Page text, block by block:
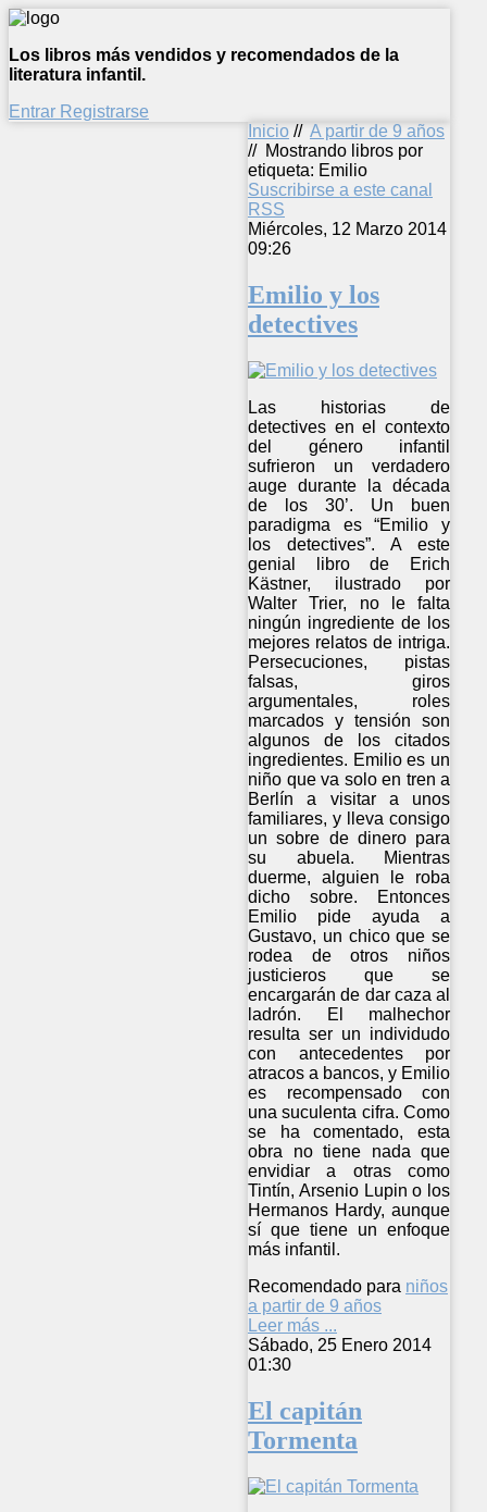
Los libros más vendidos y recomendados de la
literatura infantil.
Entrar Registrarse
Inicio // A partir de 9 años
// Mostrando libros por
etiqueta: Emilio
Suscribirse a este canal
RSS
Miércoles, 12 Marzo 2014
09:26
Emilio y los
detectives
Las historias de
detectives en el contexto
del género infantil
sufrieron un verdadero
auge durante la década
de los 30’. Un buen
paradigma es “Emilio y
los detectives”. A este
genial libro de Erich
Kästner, ilustrado por
Walter Trier, no le falta
ningún ingrediente de los
mejores relatos de intriga.
Persecuciones, pistas
falsas, giros
argumentales, roles
marcados y tensión son
algunos de los citados
ingredientes. Emilio es un
niño que va solo en tren a
Berlín a visitar a unos
familiares, y lleva consigo
un sobre de dinero para
su abuela. Mientras
duerme, alguien le roba
dicho sobre. Entonces
Emilio pide ayuda a
Gustavo, un chico que se
rodea de otros niños
justicieros que se
encargarán de dar caza al
ladrón. El malhechor
resulta ser un individudo
con antecedentes por
atracos a bancos, y Emilio
es recompensado con
una suculenta cifra. Como
se ha comentado, esta
obra no tiene nada que
envidiar a otras como
Tintín, Arsenio Lupin o los
Hermanos Hardy, aunque
sí que tiene un enfoque
más infantil.
Recomendado para niños
a partir de 9 años
Leer más ...
Sábado, 25 Enero 2014
01:30
El capitán
Tormenta